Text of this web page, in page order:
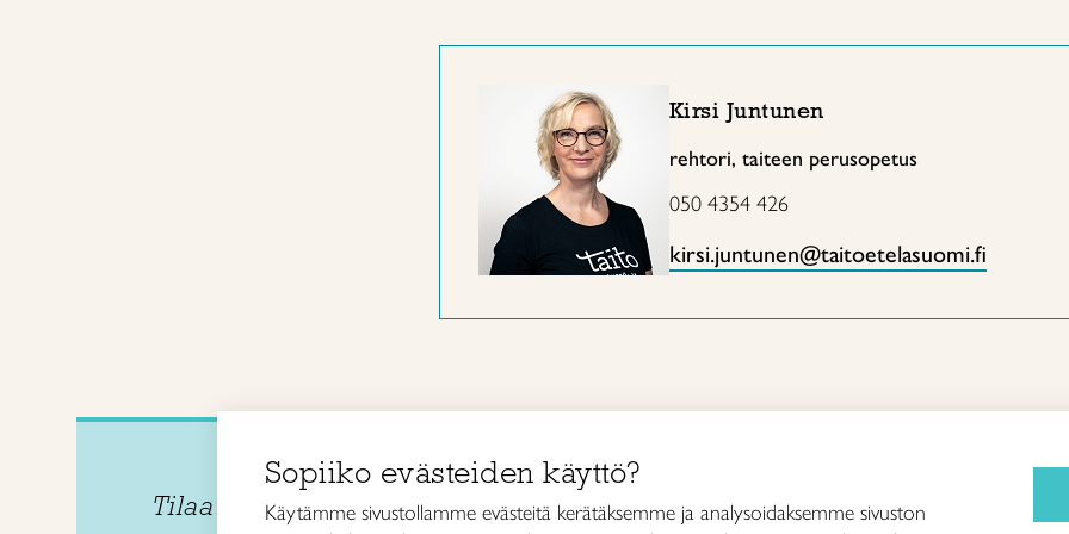
Kirsi Juntunen
rehtori, taiteen perusopetus
050 4354 426
kirsi.juntunen@taitoetelasuomi.fi
Tilaa uutiskirje
Taito Etelä-Suomi ry
Kurssit ja leirit
Sopiiko evästeiden käyttö?
Käytämme sivustollamme evästeitä kerätäksemme ja analysoidaksemme sivuston